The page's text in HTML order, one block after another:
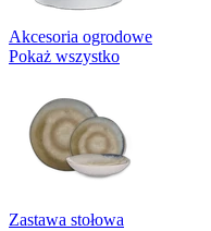
Akcesoria ogrodowe
Pokaż wszystko
Zastawa stołowa